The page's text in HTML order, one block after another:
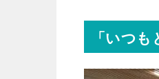
「いつ